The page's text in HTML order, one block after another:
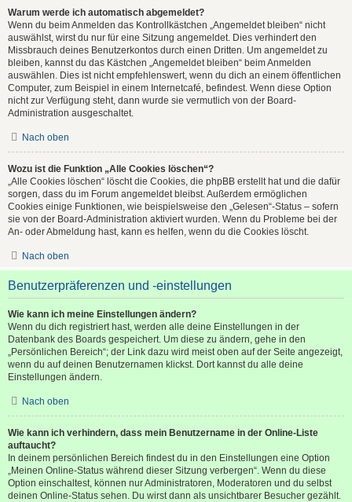
Warum werde ich automatisch abgemeldet?
Wenn du beim Anmelden das Kontrollkästchen „Angemeldet bleiben“ nicht
auswählst, wirst du nur für eine Sitzung angemeldet. Dies verhindert den
Missbrauch deines Benutzerkontos durch einen Dritten. Um angemeldet zu
bleiben, kannst du das Kästchen „Angemeldet bleiben“ beim Anmelden
auswählen. Dies ist nicht empfehlenswert, wenn du dich an einem öffentlichen
Computer, zum Beispiel in einem Internetcafé, befindest. Wenn diese Option
nicht zur Verfügung steht, dann wurde sie vermutlich von der Board-
Administration ausgeschaltet.
Nach oben
Wozu ist die Funktion „Alle Cookies löschen“?
„Alle Cookies löschen“ löscht die Cookies, die phpBB erstellt hat und die dafür
sorgen, dass du im Forum angemeldet bleibst. Außerdem ermöglichen
Cookies einige Funktionen, wie beispielsweise den „Gelesen“-Status – sofern
sie von der Board-Administration aktiviert wurden. Wenn du Probleme bei der
An- oder Abmeldung hast, kann es helfen, wenn du die Cookies löscht.
Nach oben
Benutzerpräferenzen und -einstellungen
Wie kann ich meine Einstellungen ändern?
Wenn du dich registriert hast, werden alle deine Einstellungen in der
Datenbank des Boards gespeichert. Um diese zu ändern, gehe in den
„Persönlichen Bereich“; der Link dazu wird meist oben auf der Seite angezeigt,
wenn du auf deinen Benutzernamen klickst. Dort kannst du alle deine
Einstellungen ändern.
Nach oben
Wie kann ich verhindern, dass mein Benutzername in der Online-Liste
auftaucht?
In deinem persönlichen Bereich findest du in den Einstellungen eine Option
„Meinen Online-Status während dieser Sitzung verbergen“. Wenn du diese
Option einschaltest, können nur Administratoren, Moderatoren und du selbst
deinen Online-Status sehen. Du wirst dann als unsichtbarer Besucher gezählt.